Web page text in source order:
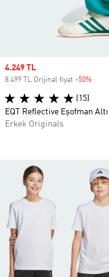
Sale price
4.249 TL
8.499 TL Orijinal fiyat -50%
(15)
EQT Reflective Eşofman Altı
Erkek Originals